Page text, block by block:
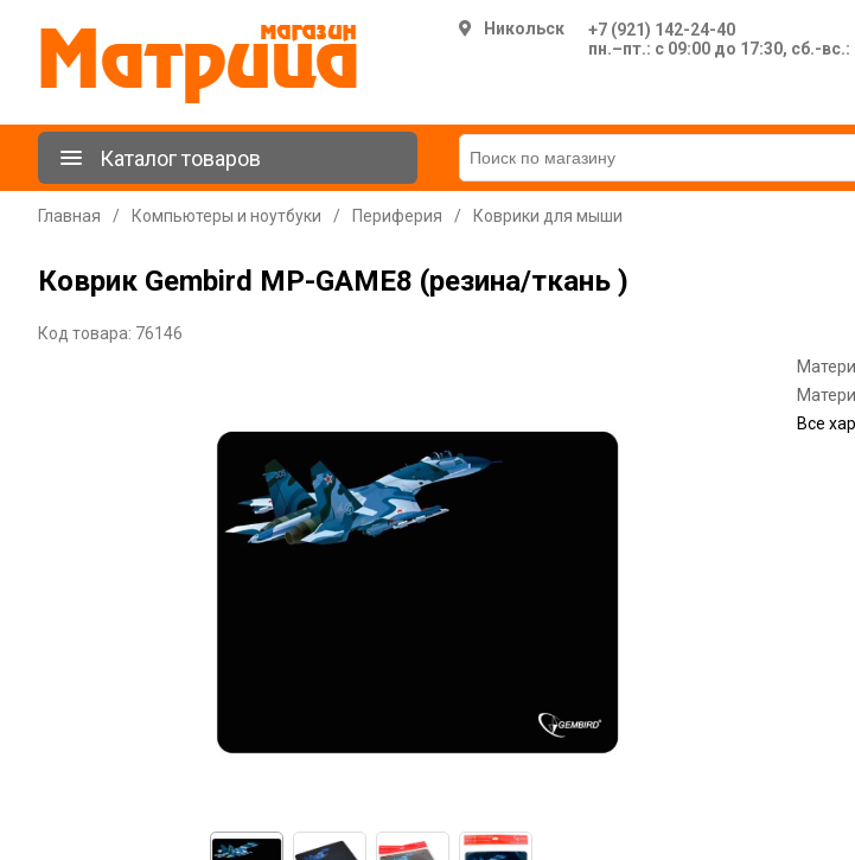
Никольск
+7 (921) 142-24-40
пн.–пт.: с 09:00 до 17:30, сб.-
Каталог товаров
Главная / Компьютеры и ноутбуки / Периферия / Коврики для мыши
Коврик Gembird MP-GAME8 (резина/ткань )
Код товара: 76146
Все